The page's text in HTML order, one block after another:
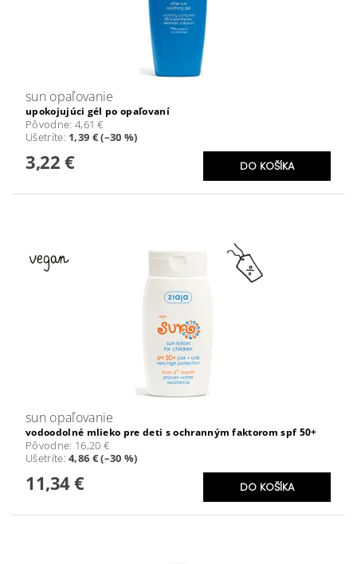
sun opaľovanie
upokojujúci gél po opaľovaní
Pôvodne: 4,61 €
Ušetríte: 1,39 € (–30 %)
3,22 €
sun opaľovanie
vodoodolné mlieko pre deti s ochranným faktorom spf 50+
Pôvodne: 16,20 €
Ušetríte:4,86 € (–30 %)
11,34 €